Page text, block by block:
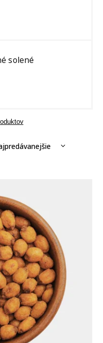
solené